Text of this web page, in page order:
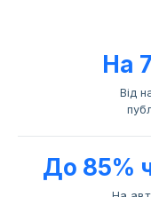
На
Від
До 85%